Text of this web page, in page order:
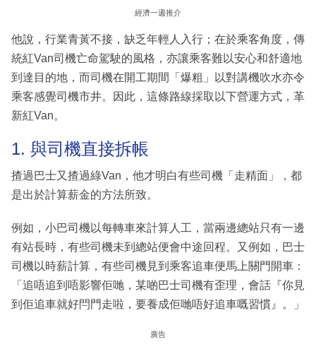
經濟一週推介
他說，行業青黃不接，缺乏年輕人入行；在於乘客角度，傳
統紅Van司機亡命駕駛的風格，亦讓乘客難以安心和舒適地
到達目的地，而司機在開工期間「爆粗」以對講機吹水亦令
乘客感覺司機市井。因此，這條路線採取以下營運方式，革
新紅Van。
1. 與司機直接拆帳
揸過巴士又揸過綠Van，他才明白有些司機「走精面」，都
是出於計算薪金的方法所致。
例如，小巴司機以每轉車來計算人工，當兩邊總站只有一邊
有站長時，有些司機未到總站便會中途回程。又例如，巴士
司機以時薪計算，有些司機見到乘客追車便馬上關門開車：
「追唔追到唔影響佢哋，某啲巴士司機有歪理，會話『你見
到佢追車就好閂門走啦，要養成佢哋唔好追車嘅習慣』。」
廣告